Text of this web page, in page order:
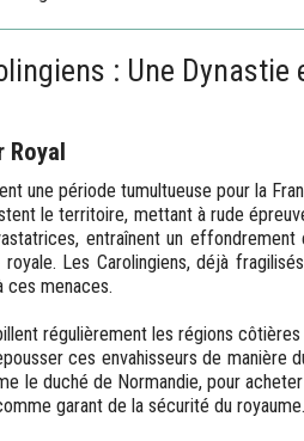
: Une Dynastie
Royal
une période tumultueuse pour la
le territoire, mettant à rude
entraînent un
royale. Les Carolingiens, déjà
ces menaces.
régulièrement les régions
ces envahisseurs de manière
le duché de Normandie, pour
garant de la sécurité du royaume.